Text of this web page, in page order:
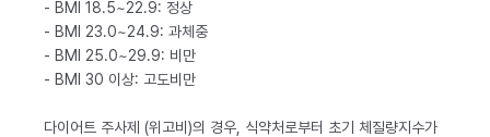
- BMI 18.5~22.9: 정상
- BMI 23.0~24.9: 과체중
- BMI 25.0~29.9: 비만
- BMI 30 이상: 고도비만
다이어트 주사제 (위고비)의 경우, 식약처로부터 초기 체질량지수가